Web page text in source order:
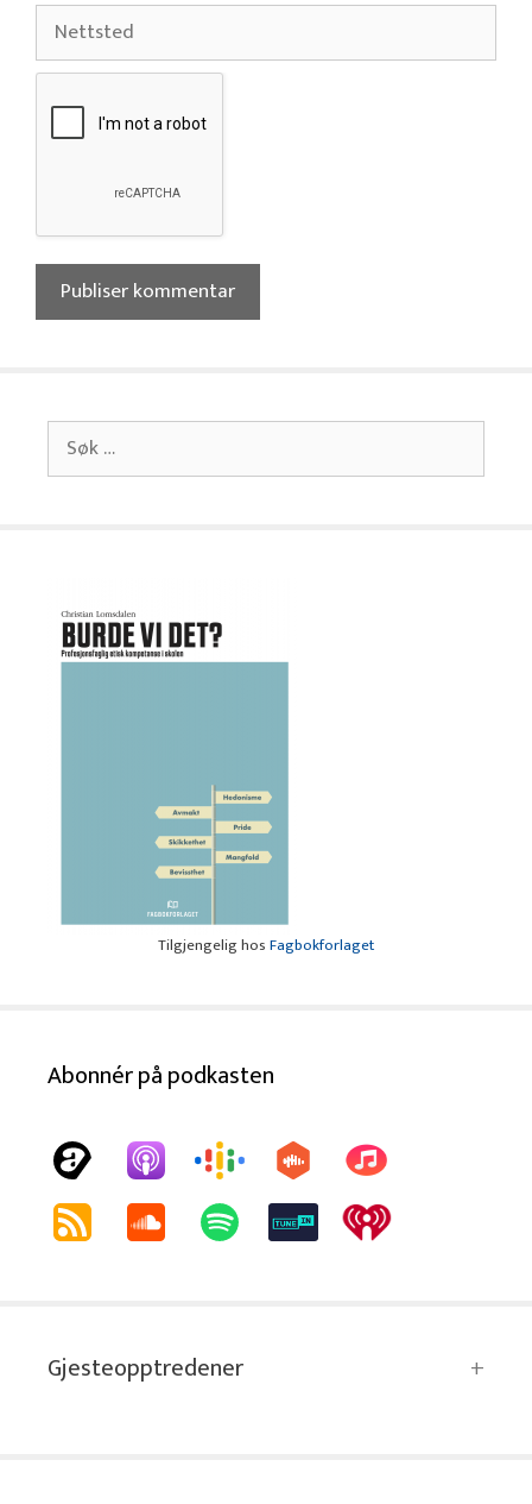
Nettsted
Søk
etter:
Tilgjengelig hosFagbokforlaget
Abonnér på podkasten
Gjesteopptredener